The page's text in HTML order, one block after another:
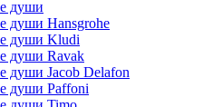
души
души Hansgrohe
души Kludi
души Ravak
души Jacob Delafon
души Paffoni